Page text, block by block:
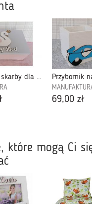
Kuferek na skarby dla dziewczynki- Ps42
69,00 zł
które mogą Ci